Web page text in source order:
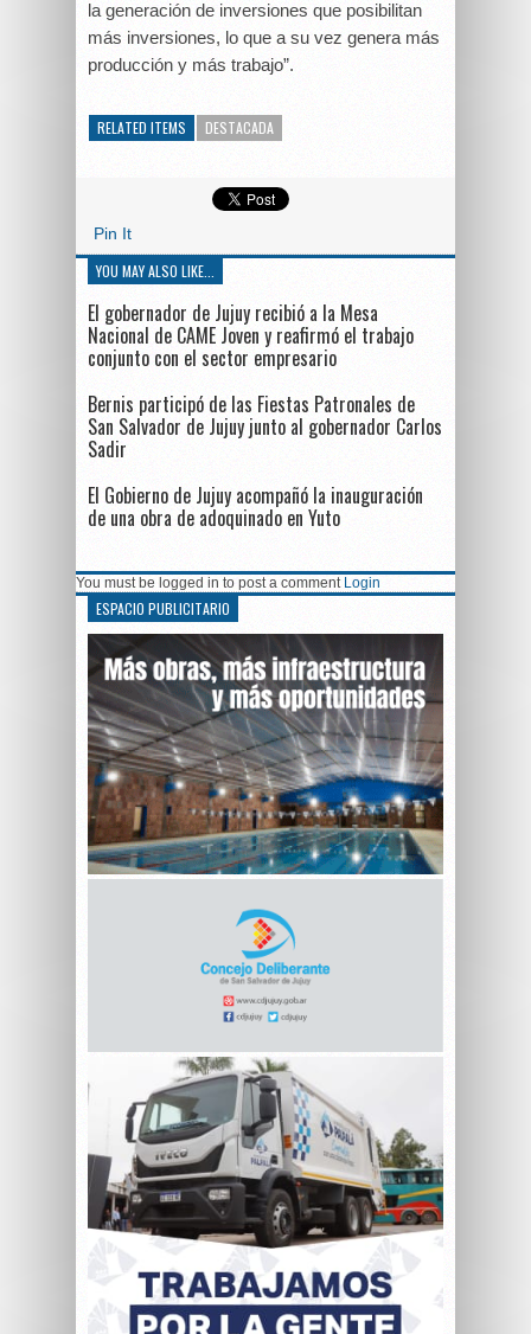
la generación de inversiones que posibilitan
más inversiones, lo que a su vez genera más
producción y más trabajo”.
RELATED ITEMS DESTACADA
Pin It
YOU MAY ALSO LIKE...
El gobernador de Jujuy recibió a la Mesa
Nacional de CAME Joven y reafirmó el trabajo
conjunto con el sector empresario
Bernis participó de las Fiestas Patronales de
San Salvador de Jujuy junto al gobernador Carlos
Sadir
El Gobierno de Jujuy acompañó la inauguración
de una obra de adoquinado en Yuto
You must be logged in to post a comment Login
ESPACIO PUBLICITARIO